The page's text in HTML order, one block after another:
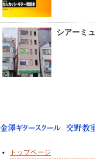
シアーミ
トップページ